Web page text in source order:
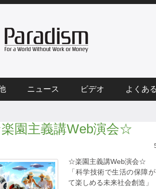
ニュース ビデオ よくあ
園主義講Web演会☆
☆楽園主義講Web演会☆
「科学技術で生活の保障
て楽しめる未来社会創造」